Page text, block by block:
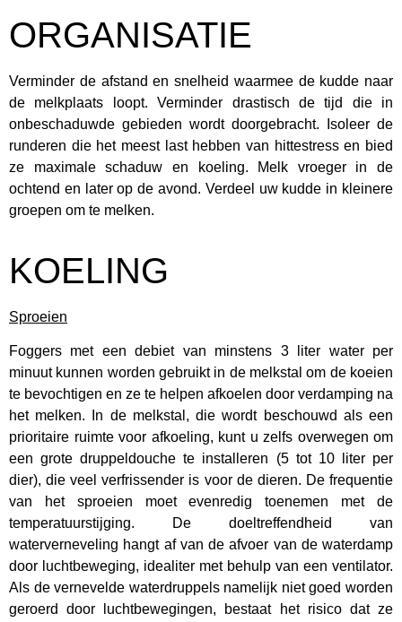
ORGANISATIE
Verminder de afstand en snelheid waarmee de kudde naar
de melkplaats loopt. Verminder drastisch de tijd die in
onbeschaduwde gebieden wordt doorgebracht. Isoleer de
runderen die het meest last hebben van hittestress en bied
ze maximale schaduw en koeling. Melk vroeger in de
ochtend en later op de avond. Verdeel uw kudde in kleinere
groepen om te melken.
KOELING
Sproeien
Foggers met een debiet van minstens 3 liter water per
minuut kunnen worden gebruikt in de melkstal om de koeien
te bevochtigen en ze te helpen afkoelen door verdamping na
het melken. In de melkstal, die wordt beschouwd als een
prioritaire ruimte voor afkoeling, kunt u zelfs overwegen om
een grote druppeldouche te installeren (5 tot 10 liter per
dier), die veel verfrissender is voor de dieren. De frequentie
van het sproeien moet evenredig toenemen met de
temperatuurstijging. De doeltreffendheid van
waterverneveling hangt af van de afvoer van de waterdamp
door luchtbeweging, idealiter met behulp van een ventilator.
Als de vernevelde waterdruppels namelijk niet goed worden
geroerd door luchtbewegingen, bestaat het risico dat ze